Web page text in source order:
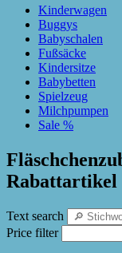
Kinderwagen
Buggys
Babyschalen
Fußsäcke
Kindersitze
Babybetten
Spielzeug
Milchpumpen
Sale %
Rabattartikel
Text search
Price filter